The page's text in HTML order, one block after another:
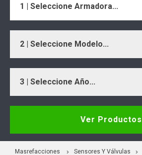
1 | Seleccione Armadora...
2 | Seleccione Modelo...
3 | Seleccione Año...
Ver Productos
Masrefacciones Sensores Y Válvulas